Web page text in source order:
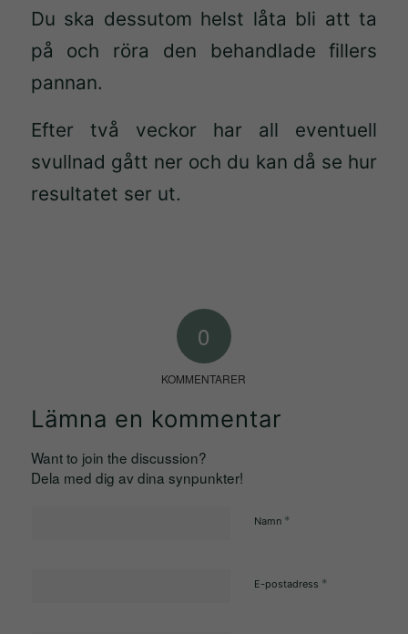
Du ska dessutom helst låta bli att ta
på och röra den behandlade fillers
pannan.
Efter två veckor har all eventuell
svullnad gått ner och du kan då se hur
resultatet ser ut.
0
KOMMENTARER
Lämna en kommentar
Want to join the discussion?
Dela med dig av dina synpunkter!
Namn *
E-postadress *
uppbyggnad,
hur
Upplevelse
kakorna
kommer viss
funktionalitet
från
Marknadsföring